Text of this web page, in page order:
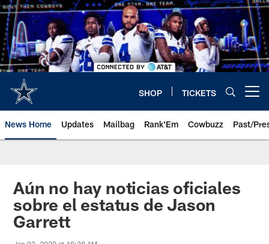
Skip
to
main
content
SHOP TICKETS
News Home Updates Mailbag Rank'Em Cowbuzz Past/
Aún no hay noticias oficiales
sobre el estatus de Jason
Garrett